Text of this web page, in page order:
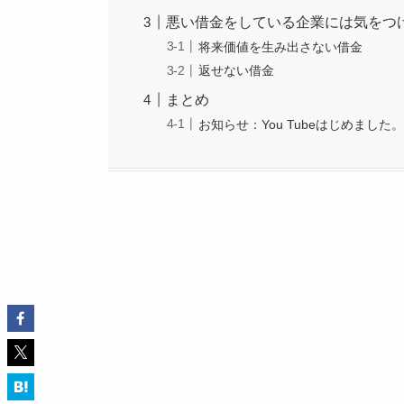
悪い借金をしている企業には気をつ
将来価値を生み出さない借金
返せない借金
まとめ
お知らせ：You Tubeはじめました。